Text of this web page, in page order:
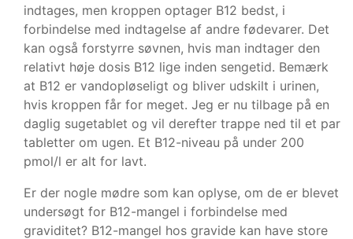
indtages, men kroppen optager B12 bedst, i
forbindelse med indtagelse af andre fødevarer. Det
kan også forstyrre søvnen, hvis man indtager den
relativt høje dosis B12 lige inden sengetid. Bemærk
at B12 er vandopløseligt og bliver udskilt i urinen,
hvis kroppen får for meget. Jeg er nu tilbage på en
daglig sugetablet og vil derefter trappe ned til et par
tabletter om ugen. Et B12-niveau på under 200
pmol/l er alt for lavt.
Er der nogle mødre som kan oplyse, om de er blevet
undersøgt for B12-mangel i forbindelse med
graviditet? B12-mangel hos gravide kan have store